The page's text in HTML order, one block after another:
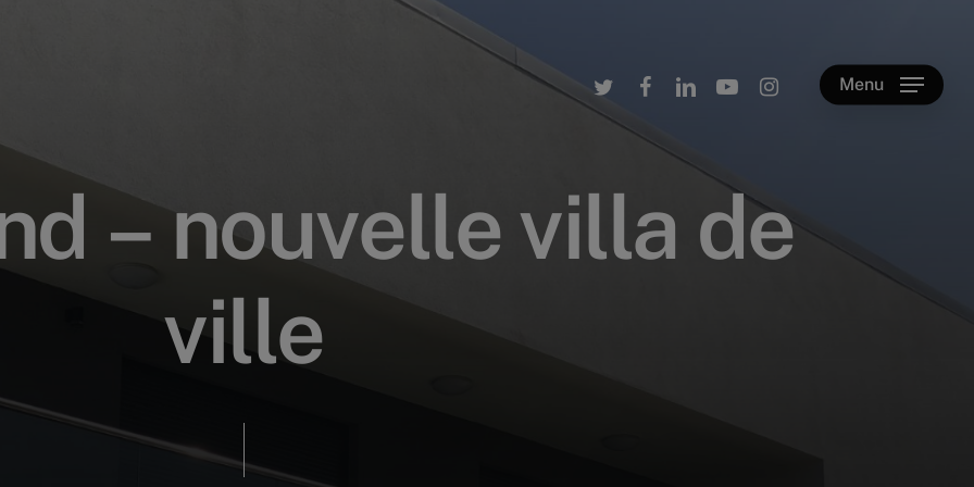
twitter facebooklinkedinyoutubeinstagram Menu
d –nouvellevilla de
ville